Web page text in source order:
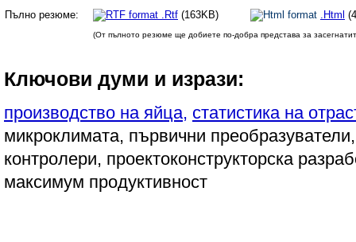
Пълно резюме: .Rtf (163KB) .Html
(От пълното резюме ще добиете по-добра представа за
Ключови думи и изрази:
производство на яйца, статистика на
микроклимата, първични
контролери, проектоконструкторска
максимум продуктивност